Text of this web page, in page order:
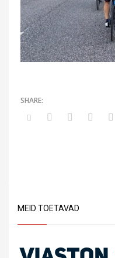
MEID TOETAVAD